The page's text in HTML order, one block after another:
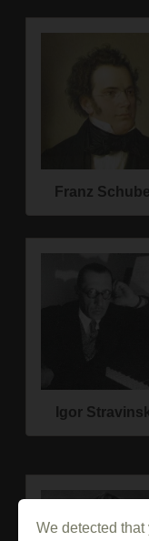
Franz
Igor
We detected